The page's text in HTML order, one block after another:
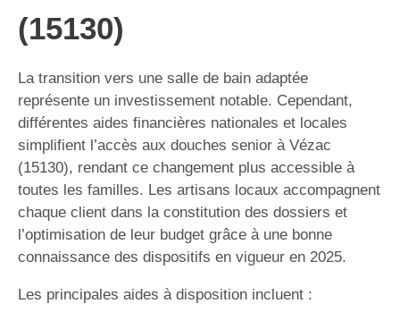
(15130)
La transition vers une salle de bain adaptée
représente un investissement notable. Cependant,
différentes aides financières nationales et locales
simplifient l’accès aux douches senior à Vézac
(15130), rendant ce changement plus accessible à
toutes les familles. Les artisans locaux accompagnent
chaque client dans la constitution des dossiers et
l’optimisation de leur budget grâce à une bonne
connaissance des dispositifs en vigueur en 2025.
Les principales aides à disposition incluent :